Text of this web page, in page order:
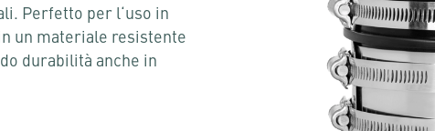
Perfetto per l‘uso in
un materiale resistente
durabilità anche in